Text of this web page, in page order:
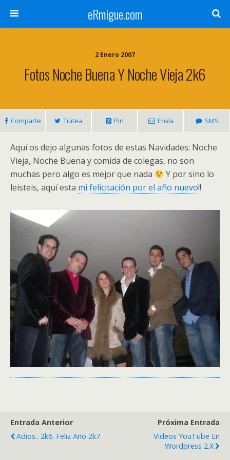
eRmigue.com
2 Enero 2007
Fotos Noche Buena Y Noche Vieja 2k6
Comparte Tuitea Pin Envía SMS
Aquí os dejo algunas fotos de estas Navidades: Noche
Vieja, Noche Buena y comida de colegas, no son
muchas pero algo es mejor que nada
Y por sino lo
leisteis, aquí esta mi felicitación por el año nuevo!!
Entrada Anterior
Adios.. 2k6. Feliz Año 2k7
Próxima Entrada
Videos YouTube En
Wordpress 2.x